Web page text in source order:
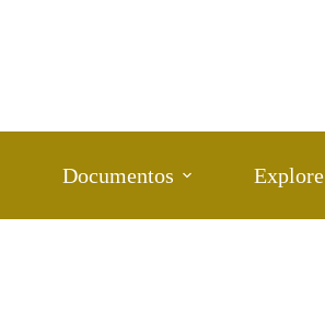
Documentos Explore